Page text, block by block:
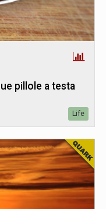
pillole a testa
Life